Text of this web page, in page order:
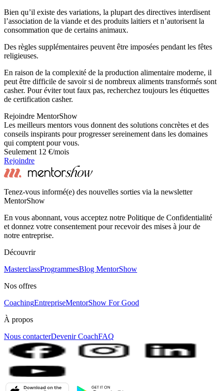
Bien qu’il existe des variations, la plupart des directives interdisent
l’association de la viande et des produits laitiers et n’autorisent la
consommation que de certains animaux.
Des règles supplémentaires peuvent être imposées pendant les fêtes
religieuses.
En raison de la complexité de la production alimentaire moderne, il
peut être difficile de savoir si de nombreux aliments transformés sont
casher. Pour éviter tout faux pas, recherchez toujours les étiquettes
de certification casher.
Rejoindre MentorShow
Les meilleurs mentors vous donnent des solutions concrètes et des
conseils inspirants pour progresser sereinement dans les domaines
qui comptent pour vous.
Seulement 12 €/mois
Rejoindre
Tenez-vous informé(e) des nouvelles sorties via la newsletter
MentorShow
En vous abonnant, vous acceptez notre Politique de Confidentialité
et donnez votre consentement pour recevoir des mises à jour de
notre entreprise.
Découvrir
MasterclassProgrammesBlog MentorShow
Nos offres
CoachingEntrepriseMentorShow For Good
À propos
Nous contacterDevenir CoachFAQ